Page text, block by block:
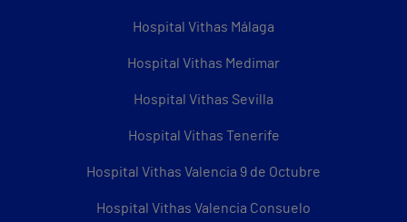
Hospital Vithas Málaga
Hospital Vithas Medimar
Hospital Vithas Sevilla
Hospital Vithas Tenerife
Hospital Vithas Valencia 9 de Octubre
Hospital Vithas Valencia Consuelo